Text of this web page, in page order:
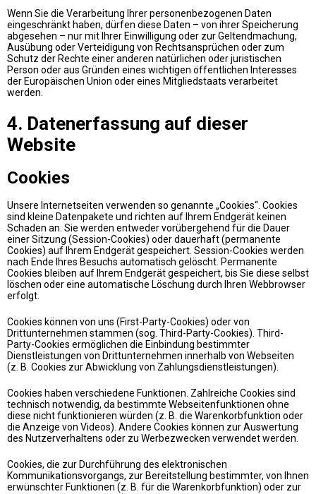
Wenn Sie die Verarbeitung Ihrer personenbezogenen Daten
eingeschränkt haben, dürfen diese Daten – von ihrer Speicherung
abgesehen – nur mit Ihrer Einwilligung oder zur Geltendmachung,
Ausübung oder Verteidigung von Rechtsansprüchen oder zum
Schutz der Rechte einer anderen natürlichen oder juristischen
Person oder aus Gründen eines wichtigen öffentlichen Interesses
der Europäischen Union oder eines Mitgliedstaats verarbeitet
werden.
4. Datenerfassung auf dieser
Website
Cookies
Unsere Internetseiten verwenden so genannte „Cookies“. Cookies
sind kleine Datenpakete und richten auf Ihrem Endgerät keinen
Schaden an. Sie werden entweder vorübergehend für die Dauer
einer Sitzung (Session-Cookies) oder dauerhaft (permanente
Cookies) auf Ihrem Endgerät gespeichert. Session-Cookies werden
nach Ende Ihres Besuchs automatisch gelöscht. Permanente
Cookies bleiben auf Ihrem Endgerät gespeichert, bis Sie diese selbst
löschen oder eine automatische Löschung durch Ihren Webbrowser
erfolgt.
Cookies können von uns (First-Party-Cookies) oder von
Drittunternehmen stammen (sog. Third-Party-Cookies). Third-
Party-Cookies ermöglichen die Einbindung bestimmter
Dienstleistungen von Drittunternehmen innerhalb von Webseiten
(z. B. Cookies zur Abwicklung von Zahlungsdienstleistungen).
Cookies haben verschiedene Funktionen. Zahlreiche Cookies sind
technisch notwendig, da bestimmte Webseitenfunktionen ohne
diese nicht funktionieren würden (z. B. die Warenkorbfunktion oder
die Anzeige von Videos). Andere Cookies können zur Auswertung
des Nutzerverhaltens oder zu Werbezwecken verwendet werden.
Cookies, die zur Durchführung des elektronischen
Kommunikationsvorgangs, zur Bereitstellung bestimmter, von Ihnen
erwünschter Funktionen (z. B. für die Warenkorbfunktion) oder zur